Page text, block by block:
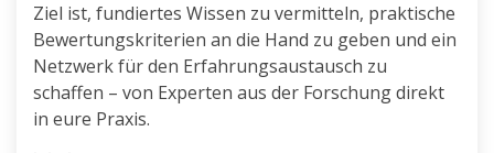
Ziel ist, fundiertes Wissen zu vermitteln, praktische
Bewertungskriterien an die Hand zu geben und ein
Netzwerk für den Erfahrungsaustausch zu
schaffen – von Experten aus der Forschung direkt
in eure Praxis.